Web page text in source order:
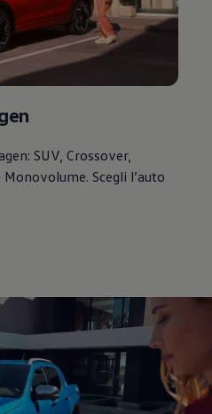
SUV, Crossover,
Scegli l’auto